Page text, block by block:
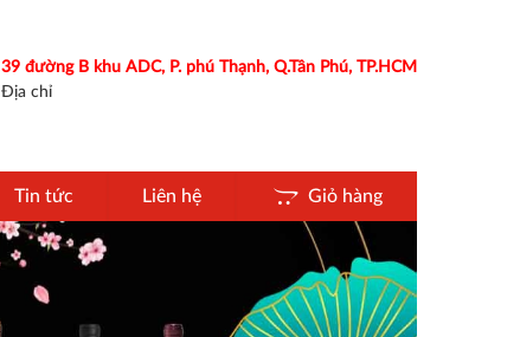
39 đường B khu ADC, P. phú Thạnh, Q.Tân Phú, TP.HCM
Địa chỉ
Tin tức Liên hệ Giỏ hàng